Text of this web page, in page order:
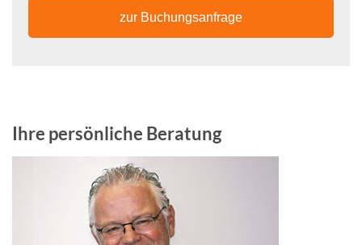
zur Buchungsanfrage
Ihre persönliche Beratung